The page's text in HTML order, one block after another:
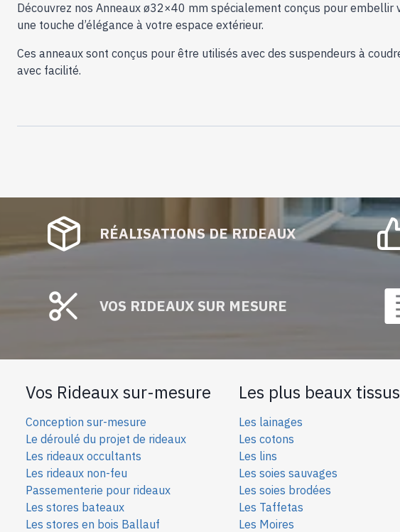
Découvrez nos Anneaux ø32×40 mm spécialement conçus pour
une touche d’élégance à votre espace extérieur.
Ces anneaux sont conçus pour être utilisés avec des suspendeurs à
avec facilité.
RÉALISATIONS DE RIDEAUX
VOS RIDEAUX SUR MESURE
Vos Rideaux sur-mesure
Conception sur-mesure
Le déroulé du projet de rideaux
Les rideaux occultants
Les rideaux non-feu
Passementerie pour rideaux
Les stores bateaux
Les stores en bois Ballauf
Les plus beaux tissus
Les lainages
Les cotons
Les lins
Les soies sauvages
Les soies brodées
Les Taffetas
Les Moires